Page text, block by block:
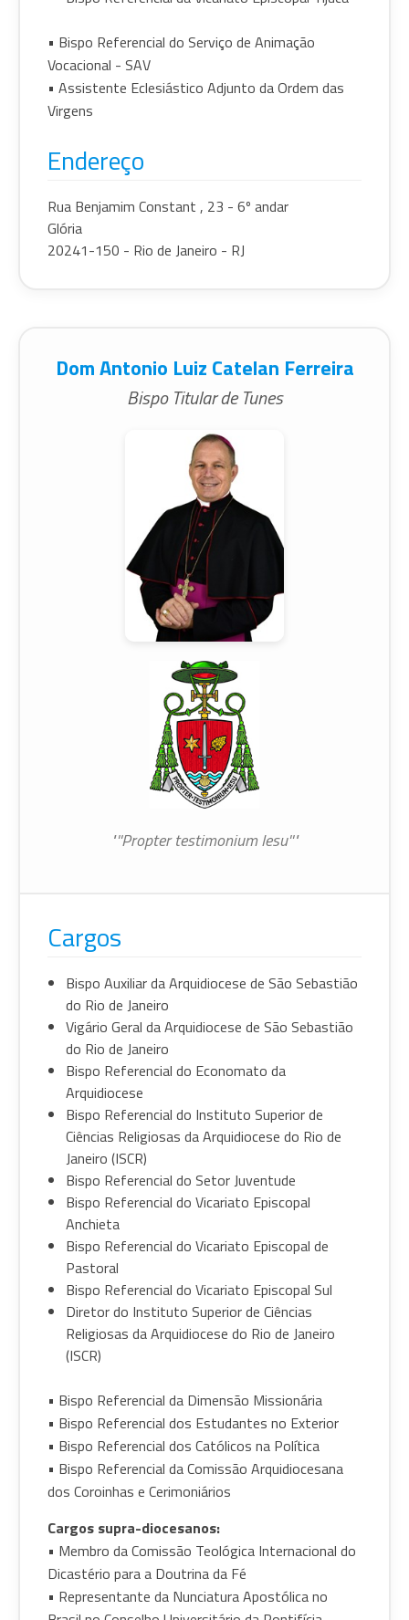
• Bispo Referencial do Serviço de Animação
Vocacional - SAV
• Assistente Eclesiástico Adjunto da Ordem das
Virgens
Endereço
Rua Benjamim Constant , 23 - 6º andar
Glória
20241-150 - Rio de Janeiro - RJ
Dom Antonio Luiz Catelan Ferreira
Bispo Titular de Tunes
"''Propter testimonium Iesu''"
Cargos
Bispo Auxiliar da Arquidiocese de São Sebastião
do Rio de Janeiro
Vigário Geral da Arquidiocese de São Sebastião
do Rio de Janeiro
Bispo Referencial do Economato da
Arquidiocese
Bispo Referencial do Instituto Superior de
Ciências Religiosas da Arquidiocese do Rio de
Janeiro (ISCR)
Bispo Referencial do Setor Juventude
Bispo Referencial do Vicariato Episcopal
Anchieta
Bispo Referencial do Vicariato Episcopal de
Pastoral
Bispo Referencial do Vicariato Episcopal Sul
Diretor do Instituto Superior de Ciências
Religiosas da Arquidiocese do Rio de Janeiro
(ISCR)
• Bispo Referencial da Dimensão Missionária
• Bispo Referencial dos Estudantes no Exterior
• Bispo Referencial dos Católicos na Política
• Bispo Referencial da Comissão Arquidiocesana
dos Coroinhas e Cerimoniários
Cargos supra-diocesanos:
• Membro da Comissão Teológica Internacional do
Dicastério para a Doutrina da Fé
• Representante da Nunciatura Apostólica no